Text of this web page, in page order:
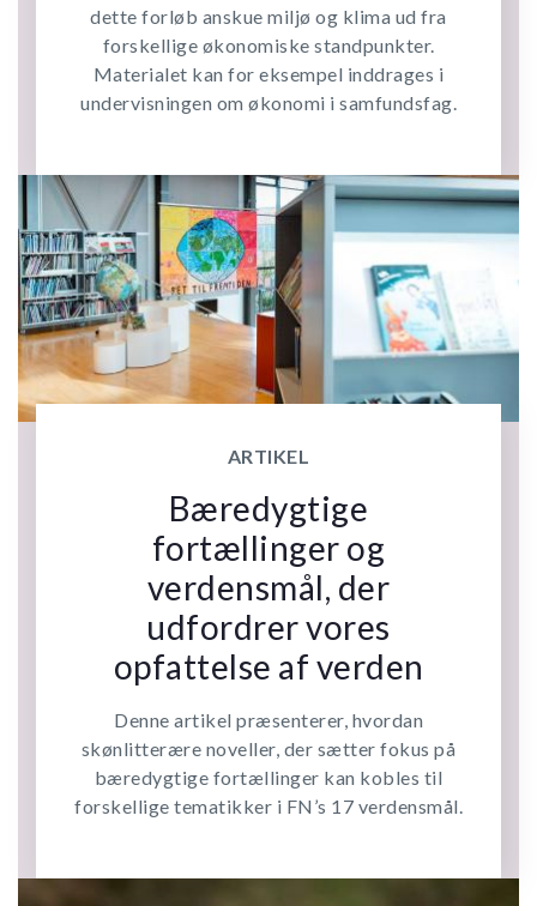
dette forløb anskue miljø og klima ud fra
forskellige økonomiske standpunkter.
Materialet kan for eksempel inddrages i
undervisningen om økonomi i samfundsfag.
ARTIKEL
Bæredygtige
fortællinger og
verdensmål, der
udfordrer vores
opfattelse af verden
Denne artikel præsenterer, hvordan
skønlitterære noveller, der sætter fokus på
bæredygtige fortællinger kan kobles til
forskellige tematikker i FN’s 17 verdensmål.